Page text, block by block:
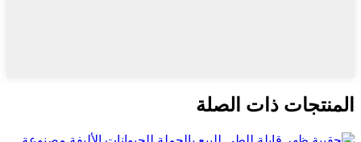
المنتجات ذات الصلة